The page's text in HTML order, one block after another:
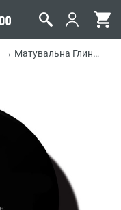
Матувальна Глина для Сильної Фіксації Волосся Jack Henry Hair Clay